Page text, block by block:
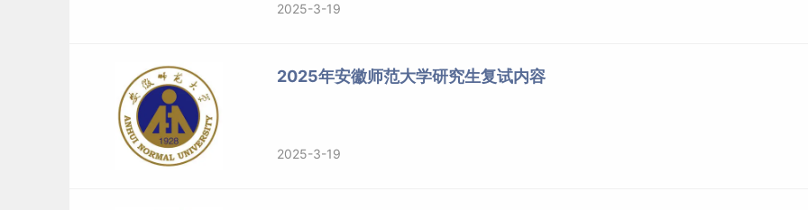
2025-3-19
2025年安徽师范大学研究生复试内容
2025-3-19